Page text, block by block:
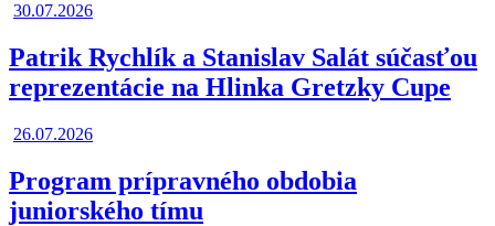
30.07.2026
Patrik Rychlík a Stanislav Salát súčasťou
reprezentácie na Hlinka Gretzky Cupe
26.07.2026
Program prípravného obdobia
juniorského tímu